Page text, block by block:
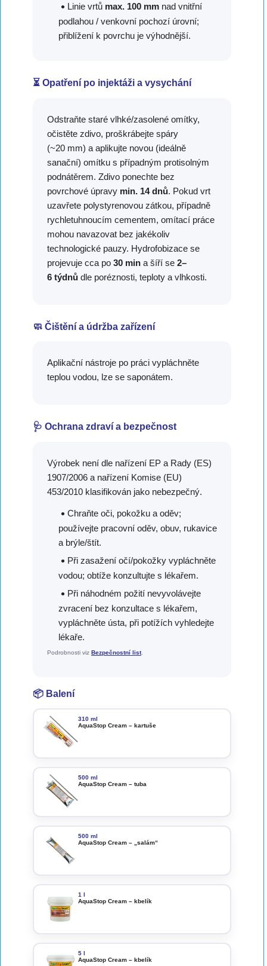
Linie vrtů max. 100 mmnad vnitřní
podlahou / venkovní pochozí úrovní;
přiblížení k povrchu je výhodnější.
⏳ Opatření po injektáži a vysychání
Odstraňte staré vlhké/zasolené omítky,
očistěte zdivo, proškrábejte spáry
(~20 mm) a aplikujte novou (ideálně
sanační) omítku s případným protisolným
podnátěrem. Zdivo ponechte bez
povrchové úpravy min. 14 dnů. Pokud vrt
uzavřete polystyrenovou zátkou, případně
rychletuhnoucím cementem, omítací práce
mohou navazovat bez jakékoliv
technologické pauzy. Hydrofobizace se
projevuje cca po 30 min a šíří se 2–
6 týdnů dle poréznosti, teploty a vlhkosti.
🧼 Čištění a údržba zařízení
Aplikační nástroje po práci vypláchněte
teplou vodou, lze se saponátem.
🩺 Ochrana zdraví a bezpečnost
Výrobek není dle nařízení EP a Rady (ES)
1907/2006 a nařízení Komise (EU)
453/2010 klasifikován jako nebezpečný.
Chraňte oči, pokožku a oděv;
používejte pracovní oděv, obuv, rukavice
a brýle/štít.
Při zasažení očí/pokožky vypláchněte
vodou; obtíže konzultujte s lékařem.
Při náhodném požití nevyvolávejte
zvracení bez konzultace s lékařem,
vypláchněte ústa, při potížích vyhledejte
lékaře.
Podrobnosti viz Bezpečnostní list.
📦 Balení
310 ml
AquaStop Cream – kartuše
500 ml
AquaStop Cream – tuba
500 ml
AquaStop Cream – „salám“
1 l
AquaStop Cream – kbelík
5 l
AquaStop Cream – kbelík